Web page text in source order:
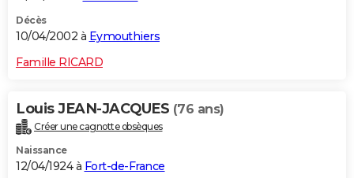
Décès
10/04/2002 à Eymouthiers
Famille RICARD
Louis JEAN-JACQUES (76 ans)
Créer une cagnotte obsèques
Naissance
12/04/1924 à Fort-de-France